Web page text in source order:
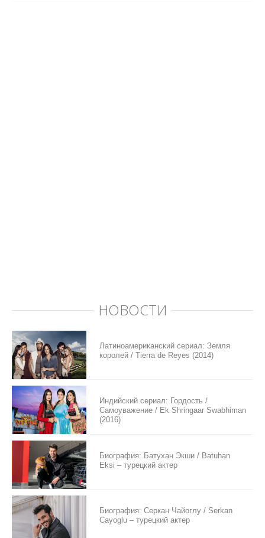
НОВОСТИ
Латиноамериканский сериал: Земля
королей / Tierra de Reyes (2014)
Индийский сериал: Гордость /
Самоуважение / Ek Shringaar Swabhiman
(2016)
Биография: Батухан Экши / Batuhan
Eksi – турецкий актер
Биография: Серкан Чайоглу / Serkan
Cayoglu – турецкий актер